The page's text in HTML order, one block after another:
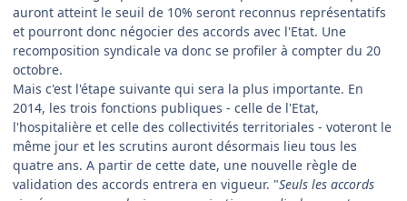
auront atteint le seuil de 10% seront reconnus représentatifs
et pourront donc négocier des accords avec l'Etat. Une
recomposition syndicale va donc se profiler à compter du 20
octobre.
Mais c'est l'étape suivante qui sera la plus importante. En
2014, les trois fonctions publiques - celle de l'Etat,
l'hospitalière et celle des collectivités territoriales - voteront le
même jour et les scrutins auront désormais lieu tous les
quatre ans. A partir de cette date, une nouvelle règle de
validation des accords entrera en vigueur. "Seuls les accords